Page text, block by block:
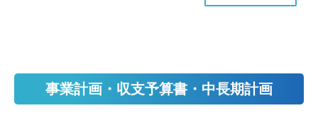
事業計画・収支予算書・中長期計画